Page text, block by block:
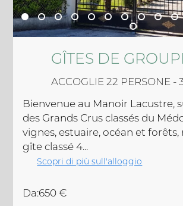
GÎTES DE
ACCOGLIE 22 PERSONE -
Bienvenue au Manoir Lacustre,
des Grands Crus classés du
vignes, estuaire, océan et
gîte classé 4...
Scopri di più sull'alloggio
Da:650 €